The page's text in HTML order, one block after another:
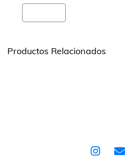
Productos Relacionados